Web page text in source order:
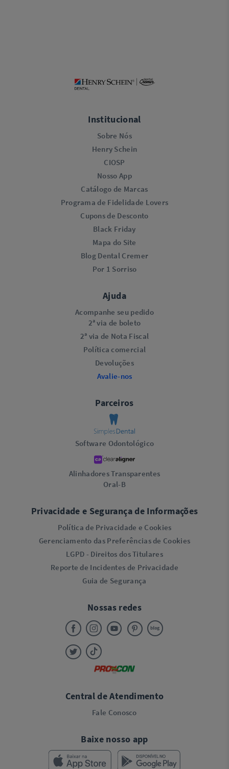
Institucional
Sobre Nós
Henry Schein
CIOSP
Nosso App
Catálogo de Marcas
Programa de Fidelidade Lovers​
Cupons de Desconto
Black Friday
Mapa do Site
Blog Dental Cremer
Por 1 Sorriso
Ajuda
Acompanhe seu pedido
2ª via de boleto
2ª via de Nota Fiscal
Política comercial
Devoluções
Avalie-nos
Parceiros
Software Odontológico
Alinhadores Transparentes
Oral-B
Privacidade e Segurança de Informações
Política de Privacidade e Cookies
Gerenciamento das Preferências de Cookies
LGPD - Direitos dos Titulares
Reporte de Incidentes de Privacidade
Guia de Segurança
Nossas redes
Central de Atendimento
Fale Conosco
Baixe nosso app